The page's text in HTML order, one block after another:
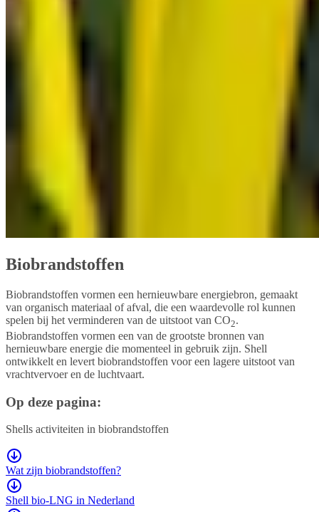
Biobrandstoffen
Biobrandstoffen vormen een hernieuwbare energiebron, gemaakt
van organisch materiaal of afval, die een waardevolle rol kunnen
spelen bij het verminderen van de uitstoot van CO2.
Biobrandstoffen vormen een van de grootste bronnen van
hernieuwbare energie die momenteel in gebruik zijn. Shell
ontwikkelt en levert biobrandstoffen voor een lagere uitstoot van
vrachtvervoer en de luchtvaart.
Op deze pagina:
Shells activiteiten in biobrandstoffen
Wat zijn biobrandstoffen?
Shell bio-LNG in Nederland